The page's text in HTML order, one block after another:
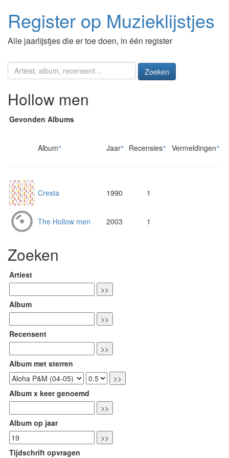
Register op Muzieklijstjes
Alle jaarlijstjes die er toe doen, in één register
Zoeken
Hollow men
Gevonden Albums
Album^ Jaar^ Recensies^ Vermeldingen^
Cresta 1990 1
The Hollow men 2003 1
Zoeken
Artiest
Album
Recensent
Album met sterren
Album x keer genoemd
Album op jaar
Tijdschrift opvragen